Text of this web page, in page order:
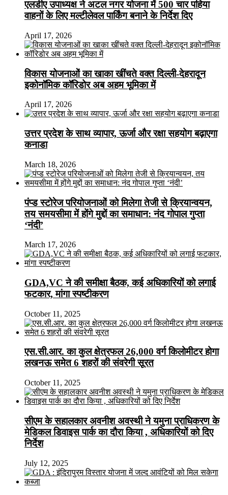
एलडीए उपाध्यक्ष ने अटल नगर योजना में 500 चार पहिया
वाहनों के लिए मल्टीलेवल पार्किंग बनाने के निर्देश दिए
April 17, 2026
विकास योजनाओं का खाका खींचते वक्त दिल्ली-देहरादून
इकोनॉमिक कॉरिडोर अब अहम भूमिका में
April 17, 2026
उत्तर प्रदेश के साथ व्यापार, ऊर्जा और रक्षा सहयोग बढ़ाएगा
कनाडा
March 18, 2026
पंप्ड स्टोरेज परियोजनाओं को मिलेगा तेजी से क्रियान्वयन,
तय समयसीमा में होंगे मुद्दों का समाधान: नंद गोपाल गुप्ता
‘नंदी’
March 17, 2026
GDA,VC ने की समीक्षा बैठक, कई अधिकारियों को लगाई
फटकार, मांगा स्पष्टीकरण
October 11, 2025
एस.सी.आर. का कुल क्षेत्रफल 26,000 वर्ग किलोमीटर होगा
लखनऊ समेत 6 शहरों की संवरेगी सूरत
October 11, 2025
सीएम के सहालकार अवनीश अवस्थी ने यमुना प्राधिकरण के
मेडिकल डिवाइस पार्क का दौरा किया , अधिकारियों को दिए
निर्देश
July 12, 2025